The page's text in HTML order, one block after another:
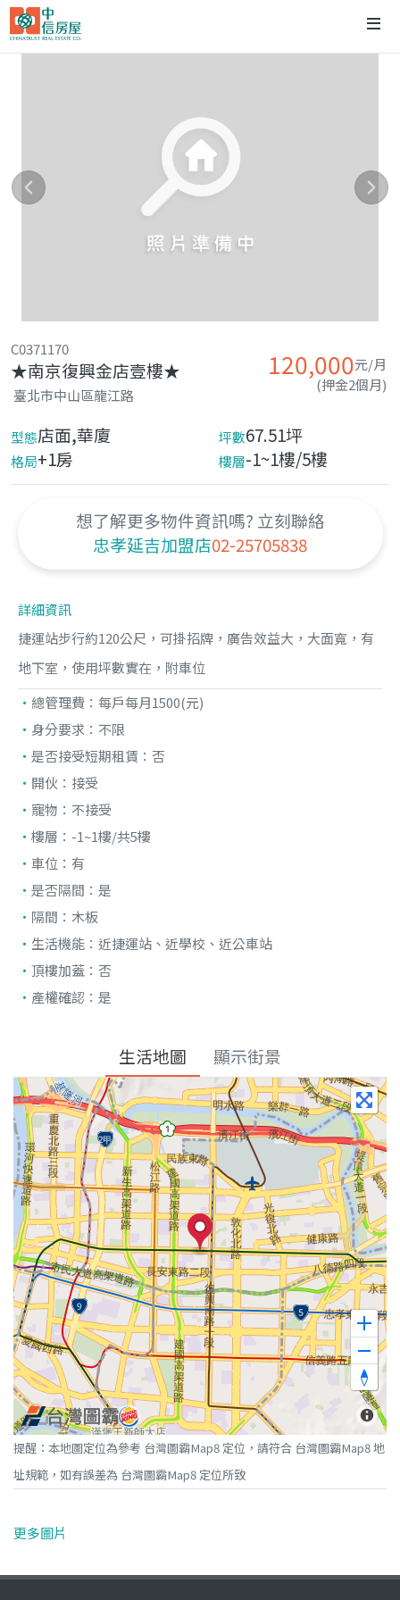
C0371170
★南京復興金店壹樓★
臺北市中山區龍江路
120,000元/月
(押金2個月)
型態店面,華廈 坪數67.51坪
格局+1房 樓層-1~1樓/5樓
想了解更多物件資訊嗎? 立刻聯絡
忠孝延吉加盟店02-25705838
詳細資訊
捷運站步行約120公尺，可掛招牌，廣告效益大，大面寬，有
地下室，使用坪數實在，附車位
總管理費： 每戶每月1500(元)
身分要求：不限
是否接受短期租賃： 否
開伙： 接受
寵物： 不接受
樓層： -1~1樓/共5樓
車位： 有
是否隔間： 是
隔間： 木板
生活機能： 近捷運站、近學校、近公車站
頂樓加蓋： 否
產權確認： 是
生活地圖 顯示街景
提醒：本地圖定位為參考 台灣圖霸Map8 定位，請符合 台灣圖霸Map8 地
址規範，如有誤差為 台灣圖霸Map8 定位所致
更多圖片